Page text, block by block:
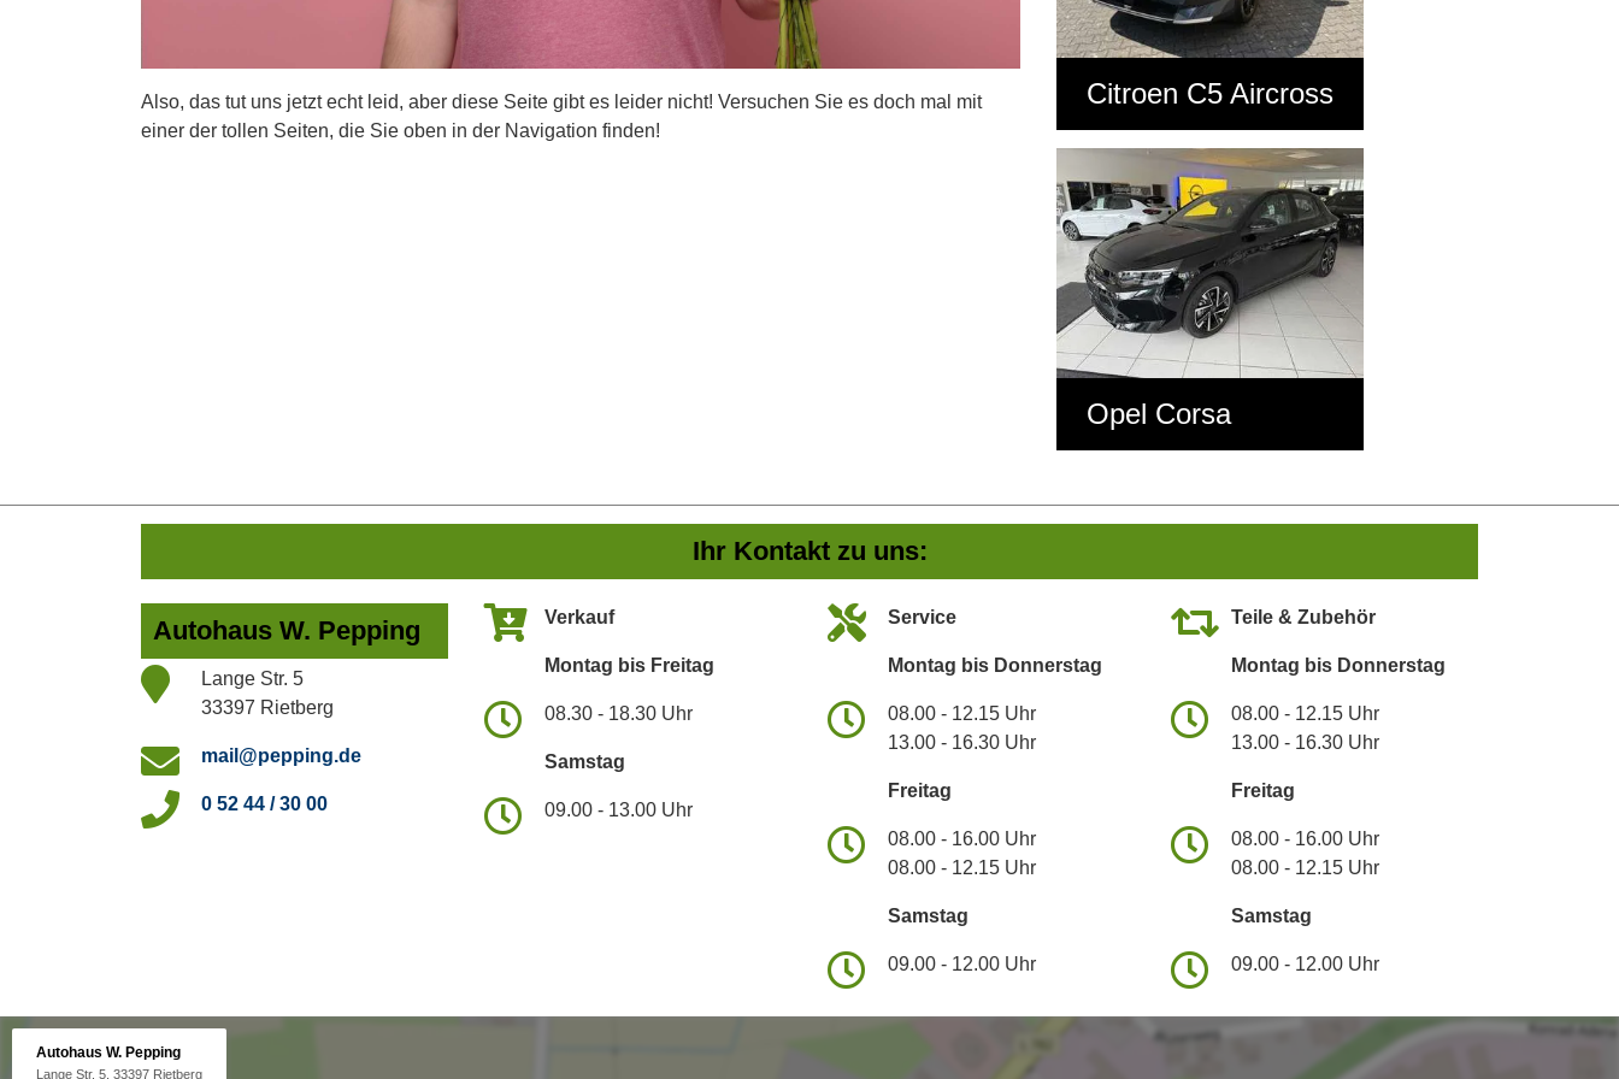
Also, das tut uns jetzt echt leid, aber diese Seite gibt es leider nicht! Versuchen Sie es doch mal mit
einer der tollen Seiten, die Sie oben in der Navigation finden!
Citroen C5 Aircross
Opel Corsa
Ihr Kontakt zu uns:
Autohaus W. Pepping
Lange Str. 5
33397 Rietberg
mail@pepping.de
0 52 44 / 30 00
Verkauf
Montag bis Freitag
08.30 - 18.30 Uhr
Samstag
09.00 - 13.00 Uhr
Service
Montag bis Donnerstag
08.00 - 12.15 Uhr
13.00 - 16.30 Uhr
Freitag
08.00 - 16.00 Uhr
08.00 - 12.15 Uhr
Samstag
09.00 - 12.00 Uhr
Teile & Zubehör
Montag bis Donnerstag
08.00 - 12.15 Uhr
13.00 - 16.30 Uhr
Freitag
08.00 - 16.00 Uhr
08.00 - 12.15 Uhr
Samstag
09.00 - 12.00 Uhr
Autohaus W. Pepping
Lange Str. 5, 33397 Rietberg